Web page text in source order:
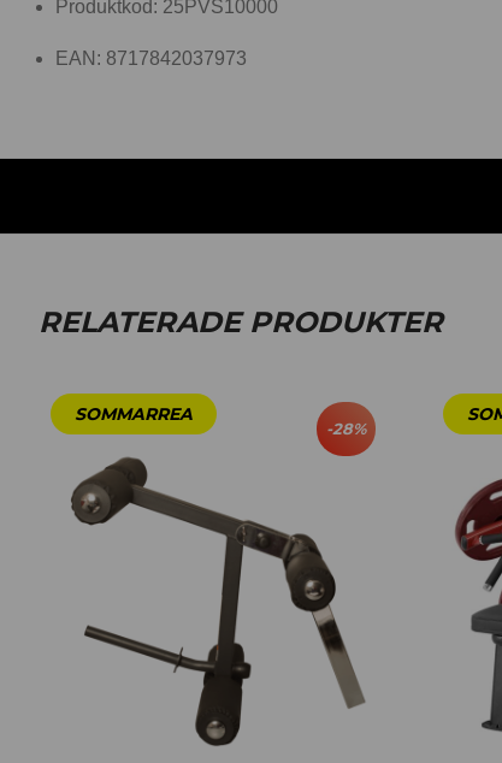
Produktkod: 25PVS10000
EAN: 8717842037973
RELATERADE PRODUKTER
-28%